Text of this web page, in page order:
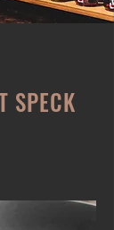
SPECK